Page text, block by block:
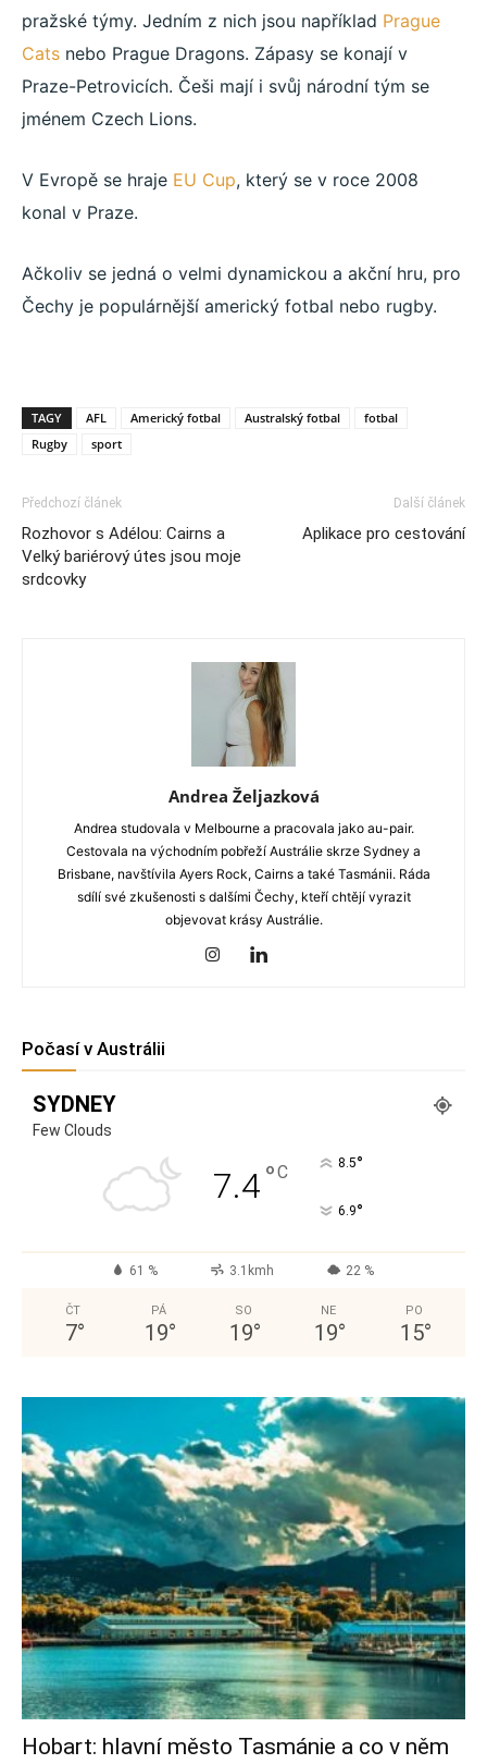
pražské týmy. Jedním z nich jsou například Prague
Cats nebo Prague Dragons. Zápasy se konají v
Praze-Petrovicích. Češi mají i svůj národní tým se
jménem Czech Lions.
V Evropě se hraje EU Cup, který se v roce 2008
konal v Praze.
Ačkoliv se jedná o velmi dynamickou a akční hru, pro
Čechy je populárnější americký fotbal nebo rugby.
TAGY AFL Americký fotbal Australský fotbal
fotbal
Rugby
sport
Předchozí článek
Rozhovor s Adélou: Cairns a
Velký bariérový útes jsou moje
srdcovky
Další článek
Aplikace pro cestování
Andrea Željazková
Andrea studovala v Melbourne a pracovala jako au-pair.
Cestovala na východním pobřeží Austrálie skrze Sydney a
Brisbane, navštívila Ayers Rock, Cairns a také Tasmánii. Ráda
sdílí své zkušenosti s dalšími Čechy, kteří chtějí vyrazit
objevovat krásy Austrálie.
Počasí v Austrálii
SYDNEY
Few Clouds
7.4°C 8.5°
6.9°
61 % 3.1kmh 22 %
ČT
7°
PÁ
19°
SO
19°
NE
19°
PO
15°
Hobart: hlavní město Tasmánie a co v něm